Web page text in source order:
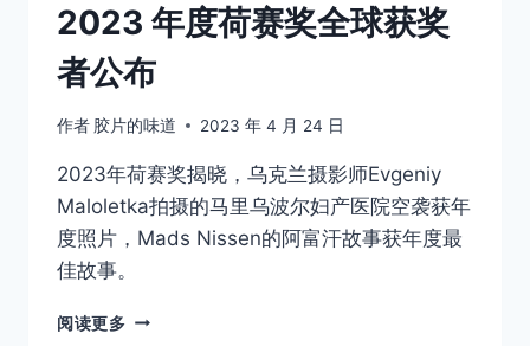
2023 年度荷赛奖全球获奖
者公布
作者 胶片的味道 2023 年 4 月 24 日
2023年荷赛奖揭晓，乌克兰摄影师Evgeniy
Maloletka拍摄的马里乌波尔妇产医院空袭获年
度照片，Mads Nissen的阿富汗故事获年度最
佳故事。
阅读更多 2023